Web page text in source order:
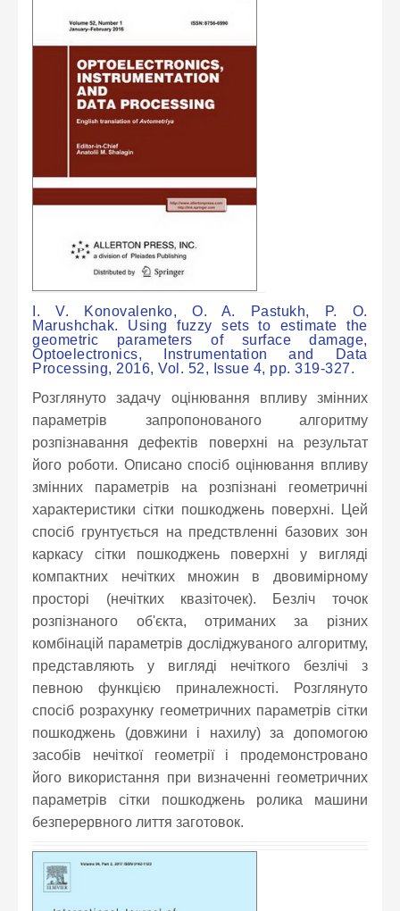
I. V. Konovalenko, O. A. Pastukh, P. O.
Marushchak. Using fuzzy sets to estimate the
geometric parameters of surface damage,
Optoelectronics, Instrumentation and Data
Processing, 2016, Vol. 52, Issue 4, pp. 319-327.
Розглянуто задачу оцінювання впливу змінних
параметрів запропонованого алгоритму
розпізнавання дефектів поверхні на результат
його роботи. Описано спосіб оцінювання впливу
змінних параметрів на розпізнані геометричні
характеристики сітки пошкоджень поверхні. Цей
спосіб грунтується на предствленні базових зон
каркасу сітки пошкоджень поверхні у вигляді
компактних нечітких множин в двовимірному
просторі (нечітких квазіточек). Безліч точок
розпізнаного об'єкта, отриманих за різних
комбінацій параметрів досліджуваного алгоритму,
представляють у вигляді нечіткого безлічі з
певною функцією приналежності. Розглянуто
спосіб розрахунку геометричних параметрів сітки
пошкоджень (довжини і нахилу) за допомогою
засобів нечіткої геометрії і продемонстровано
його використання при визначенні геометричних
параметрів сітки пошкоджень ролика машини
безперервного лиття заготовок.